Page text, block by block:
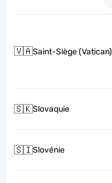
🇻🇦Saint-Siège (Vatican)
🇸🇰Slovaquie
🇸🇮Slovénie